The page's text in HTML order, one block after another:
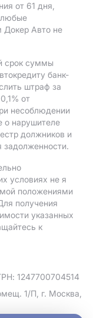
от 61 дня,
Докер Авто не
срок суммы
банк-
штраф за
от
несоблюдении
о нарушителе
должников и
задолженности.
условиях не я
положениями
получения
указанных
к
1247700704514
1/П, г. Москва,